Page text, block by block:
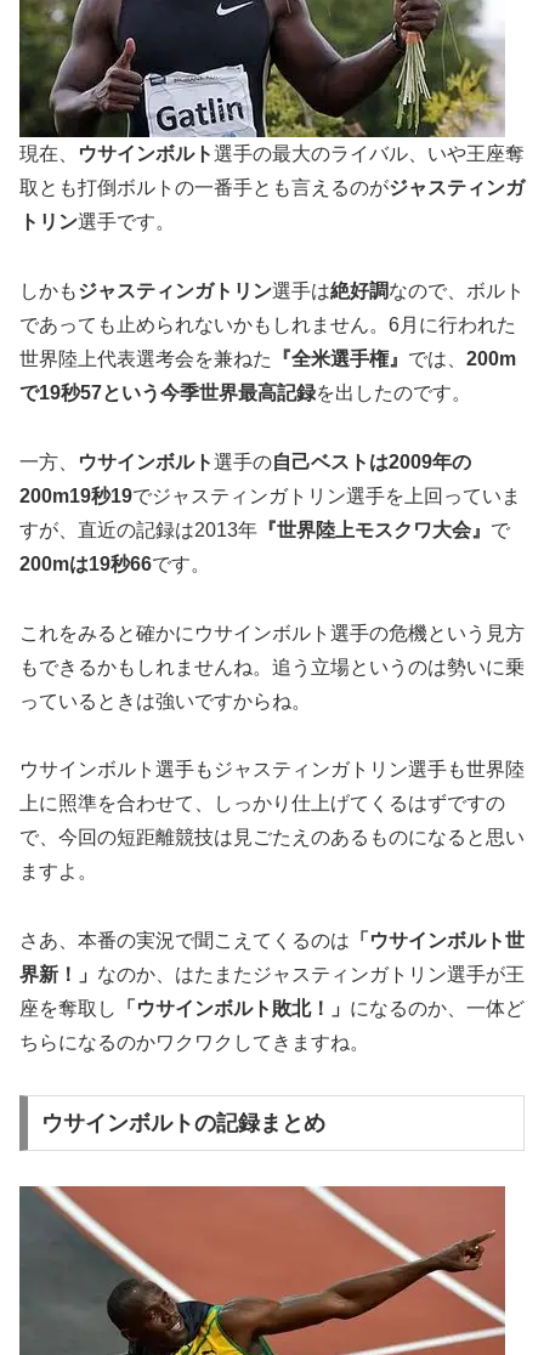
現在、 ウサインボルト選手の最大のライバル、いや王座奪
取とも打倒ボルトの一番手とも言えるのがジャスティンガ
トリン選手です。
しかもジャスティンガトリン選手は絶好調なので、 ボルト
であっても止められないかもしれません。6月に行われた
世界陸上代表選考会を兼ねた
『全米選手権』 では、 200m
で19秒57という今季世界最高記録を出したのです。
一方、 ウサインボルト選手の自己ベストは2009年の
200m19秒19でジャスティンガトリン選手を上回っていま
すが、直近の記録は2013年 『世界陸上モスクワ大会』 で
200mは19秒66です。
これをみると確かにウサインボルト選手の危機という見方
もできるかもしれませんね。追う立場というのは勢いに乗
っているときは強いですからね。
ウサインボルト選手もジャスティンガトリン選手も世界陸
上に照準を合わせて、しっかり仕上げてくるはずですの
で、今回の短距離競技は見ごたえのあるものになると思い
ますよ。
さあ、本番の実況で聞こえてくるのは 「ウサインボルト世
界新！」 なのか、はたまたジャスティンガトリン選手が王
座を奪取し
「ウサインボルト敗北！」 になるのか、一体ど
ちらになるのかワクワクしてきますね。
ウサインボルトの記録まとめ